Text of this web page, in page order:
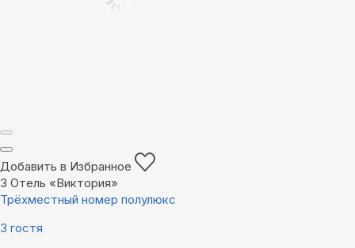
Добавить в Избранное
3 Отель «Виктория»
Трёхместный номер полулюкс
3 гостя